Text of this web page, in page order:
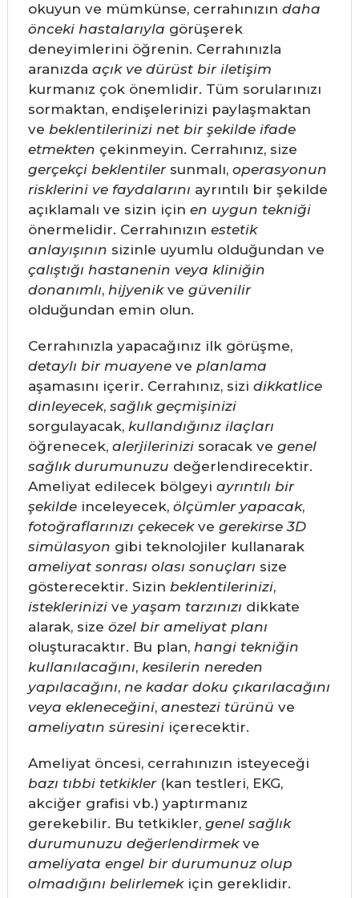
okuyun ve mümkünse, cerrahınızın daha
önceki hastalarıyla görüşerek
deneyimlerini öğrenin. Cerrahınızla
aranızda açık ve dürüst bir iletişim
kurmanız çok önemlidir. Tüm sorularınızı
sormaktan, endişelerinizi paylaşmaktan
ve beklentilerinizi net bir şekilde ifade
etmekten çekinmeyin. Cerrahınız, size
gerçekçi beklentilersunmalı, operasyonun
risklerini ve faydalarını ayrıntılı bir şekilde
açıklamalı ve sizin için en uygun tekniği
önermelidir. Cerrahınızın estetik
anlayışının sizinle uyumlu olduğundan ve
çalıştığı hastanenin veya kliniğin
donanımlı, hijyenikve güvenilir
olduğundan emin olun.
Cerrahınızla yapacağınız ilk görüşme,
detaylı bir muayeneve planlama
aşamasını içerir. Cerrahınız, sizi dikkatlice
dinleyecek, sağlık geçmişinizi
sorgulayacak, kullandığınız ilaçları
öğrenecek, alerjilerinizisoracak ve genel
sağlık durumunuzu değerlendirecektir.
Ameliyat edilecek bölgeyi ayrıntılı bir
şekildeinceleyecek, ölçümler yapacak,
fotoğraflarınızı çekecekve gerekirse 3D
simülasyon gibi teknolojiler kullanarak
ameliyat sonrası olası sonuçları size
gösterecektir. Sizin beklentilerinizi,
isteklerinizive yaşam tarzınızı dikkate
alarak, size özel bir ameliyat planı
oluşturacaktır. Bu plan, hangi tekniğin
kullanılacağını, kesilerin nereden
yapılacağını, ne kadar doku çıkarılacağını
veya ekleneceğini, anestezi türünü ve
ameliyatın süresiniiçerecektir.
Ameliyat öncesi, cerrahınızın isteyeceği
bazı tıbbi tetkikler(kan testleri, EKG,
akciğer grafisi vb.) yaptırmanız
gerekebilir. Bu tetkikler, genel sağlık
durumunuzu değerlendirmekve
ameliyata engel bir durumunuz olup
olmadığını belirlemekiçin gereklidir.